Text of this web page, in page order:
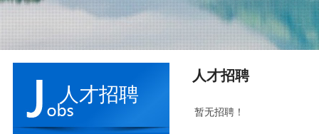
人才招聘
人才招聘
暂无招聘！